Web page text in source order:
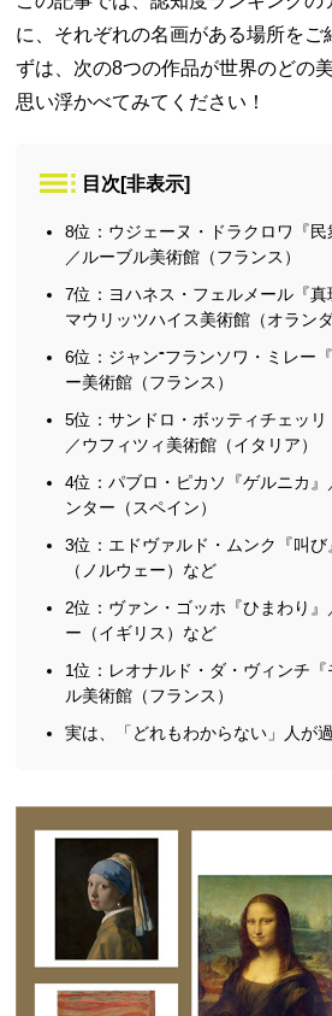
に、それぞれの名画がある場所をご
ずは、次の8つの作品が世界のどの
思い浮かべてみてください！
目次 [非表示]
8位：ウジェーヌ・ドラクロワ『民
／ルーブル美術館（フランス）
7位：ヨハネス・フェルメール『
マウリッツハイス美術館（オランダ
6位：ジャン⁼フランソワ・ミレー
ー美術館（フランス）
5位：サンドロ・ボッティチェッリ
／ウフィツィ美術館（イタリア）
4位：パブロ・ピカソ『ゲルニカ
ンター（スペイン）
3位：エドヴァルド・ムンク『叫
（ノルウェー）など
2位：ヴァン・ゴッホ『ひまわり
ー（イギリス）など
1位：レオナルド・ダ・ヴィンチ
ル美術館（フランス）
実は、「どれもわからない」人が